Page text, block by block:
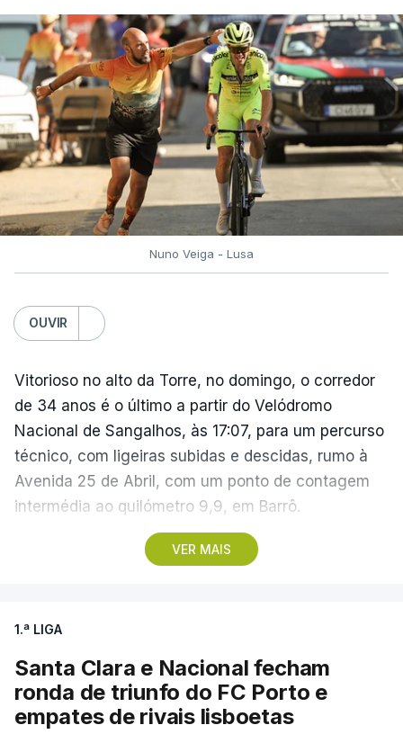
Nuno Veiga - Lusa
OUVIR
VER MAIS
Vitorioso no alto da Torre, no domingo, o corredor
de 34 anos é o último a partir do Velódromo
Nacional de Sangalhos, às 17:07, para um percurso
técnico, com ligeiras subidas e descidas, rumo à
Avenida 25 de Abril, com um ponto de contagem
intermédia ao quilómetro 9,9, em Barrô.
Vencedor das edições de 2024 e de 2025 e mais
para tentar encurtar a diferença para o colega de
equipa, embora seja improvável anular 01.26
minutos numa distância tão curta.
O brasileiro Felipe Marques (Localiza Meoo-Swift
1.ª LIGA
Santa Clara e Nacional fecham
ronda de triunfo do FC Porto e
empates de rivais lisboetas